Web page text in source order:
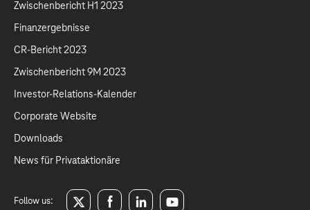
Zwischenbericht H1 2023
Finanzergebnisse
CR-Bericht 2023
Zwischenbericht 9M 2023
Investor-Relations-Kalender
Corporate Website
Downloads
News für Privataktionäre
Follow us: